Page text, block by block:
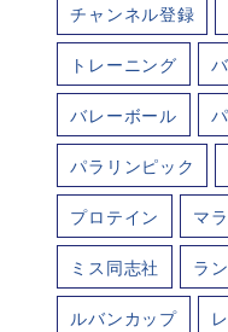
チャンネル登録
トレーニング
バレーボール
パラリンピック
プロテイン マ
ミス同志社 ラ
ルバンカップ